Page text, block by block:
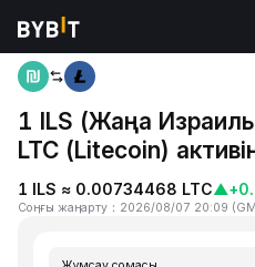
Басты бет
1 ILS (Жаңа Израиль
LTC (Litecoin)
1 ILS ≈ 0.00734468 LTC▲
Соңғы жаңарту ： 2026/08/07 20:09 (